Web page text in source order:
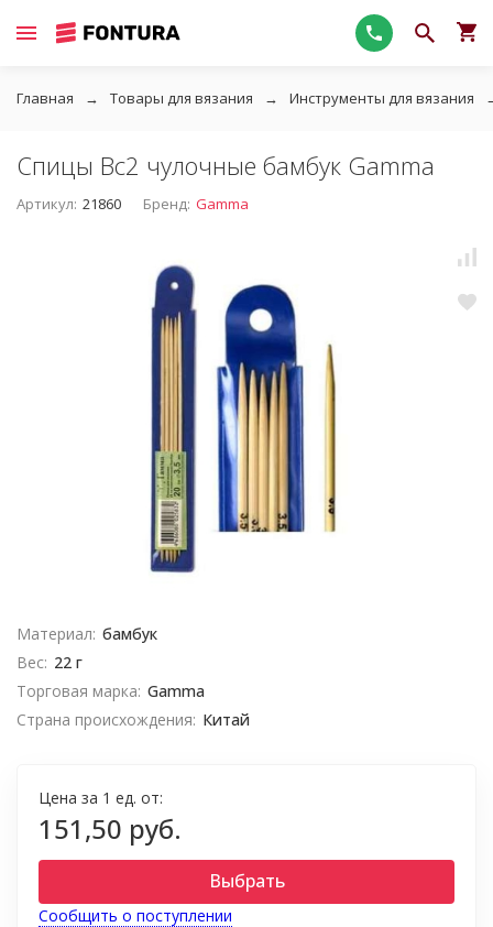
Главная Товары для вязания Инструменты для вязания
Спицы Bc2 чулочные бамбук Gamma
Артикул: 21860 Бренд: Gamma
Материал: бамбук
Вес: 22 г
Торговая марка: Gamma
Страна происхождения: Китай
Цена за 1 ед. от:
151,50 руб.
Выбрать
Сообщить о поступлении